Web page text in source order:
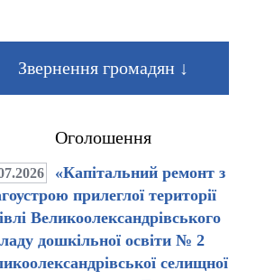
Звернення громадян ↓
Оголошення
«Капітальний ремонт з
прилеглої території
Великоолександрівського
дошкільної освіти № 2
селищної